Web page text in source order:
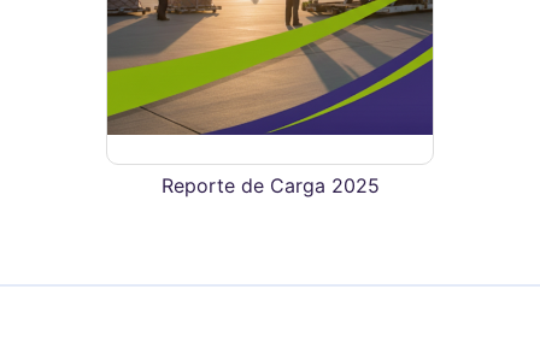
Reporte de Carga 2025